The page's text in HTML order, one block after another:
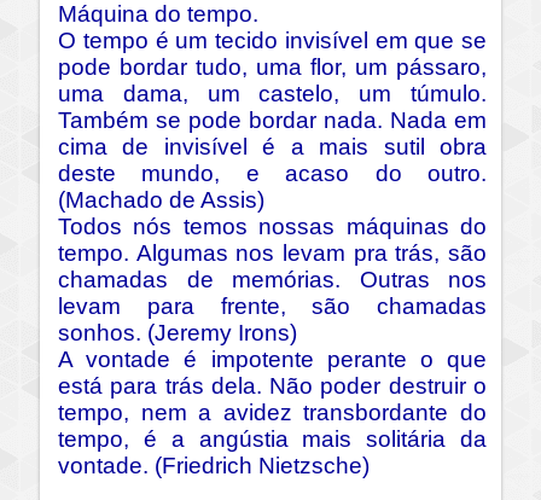
Máquina do tempo.
O tempo é um tecido invisível em que se
pode bordar tudo, uma flor, um pássaro,
uma dama, um castelo, um túmulo.
Também se pode bordar nada. Nada em
cima de invisível é a mais sutil obra
deste mundo, e acaso do outro.
(Machado de Assis)
Todos nós temos nossas máquinas do
tempo. Algumas nos levam pra trás, são
chamadas de memórias. Outras nos
levam para frente, são chamadas
sonhos. (Jeremy Irons)
A vontade é impotente perante o que
está para trás dela. Não poder destruir o
tempo, nem a avidez transbordante do
tempo, é a angústia mais solitária da
vontade. (Friedrich Nietzsche)